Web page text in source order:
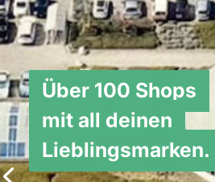
Über 100 Shops
mit all deinen
Lieblingsmarken.